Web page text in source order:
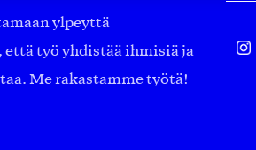
ylpeyttä
että työ yhdistää ihmisiä ja
Me rakastamme työtä!